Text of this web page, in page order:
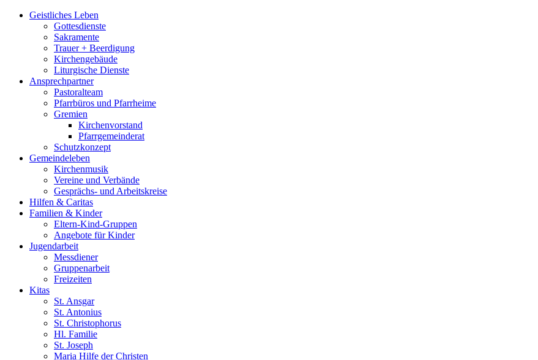
Geistliches Leben
Gottesdienste
Sakramente
Trauer + Beerdigung
Kirchengebäude
Liturgische Dienste
Ansprech­partner
Pastoralteam
Pfarrbüros und Pfarrheime
Gremien
Kirchenvorstand
Pfarrgemeinderat
Schutzkonzept
Gemeinde­leben
Kirchenmusik
Vereine und Verbände
Gesprächs- und Arbeitskreise
Hilfen & Caritas
Familien & Kinder
Eltern-Kind-Gruppen
Angebote für Kinder
Jugend­arbeit
Messdiener
Gruppenarbeit
Freizeiten
Kitas
St. Ansgar
St. Antonius
St. Christophorus
Hl. Familie
St. Joseph
Maria Hilfe der Christen